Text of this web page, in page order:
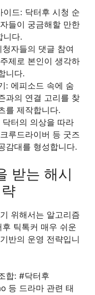
드: 닥터후 시청 순
들이 궁금해할 만한
니다.
자들의 댓글 참여
제로 본인이 생각하
니다.
: 에피소드 속에 숨
과의 연결 고리를 찾
를 제작합니다.
터의 의상을 따라
루드라이버 등 굿즈
감대를 형성합니다.
받는 해시
위해서는 알고리즘
틱톡커 매우 쉬운
반의 운영 전략입니
합: #닥터후
등 드라마 관련 태